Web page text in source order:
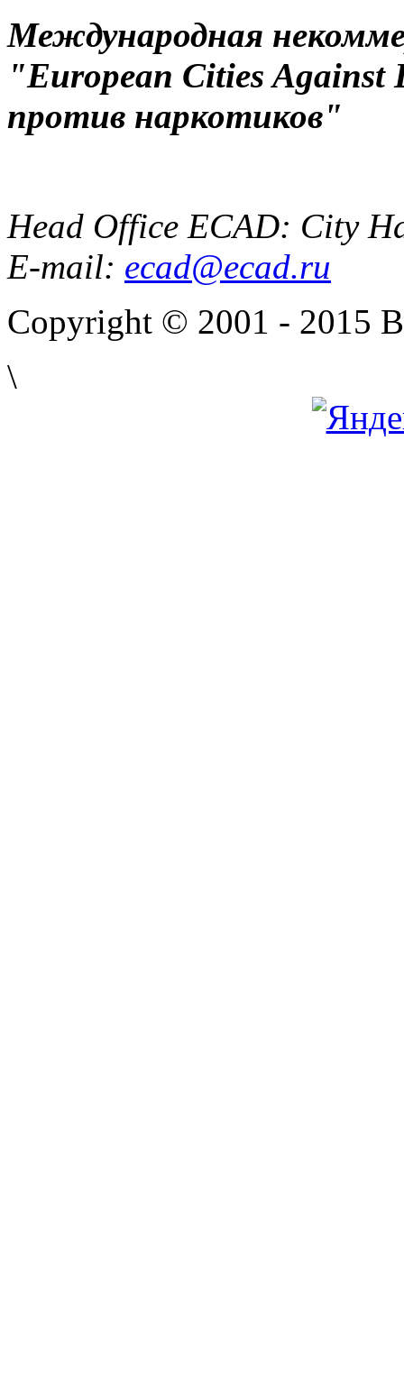
Международная
"European Cities Against
против наркотиков"
Head Office ECAD: City
E-mail: ecad@ecad.ru
Copyright © 2001 - 2015
\